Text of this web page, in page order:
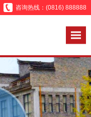
咨询热线：(0816) 888888